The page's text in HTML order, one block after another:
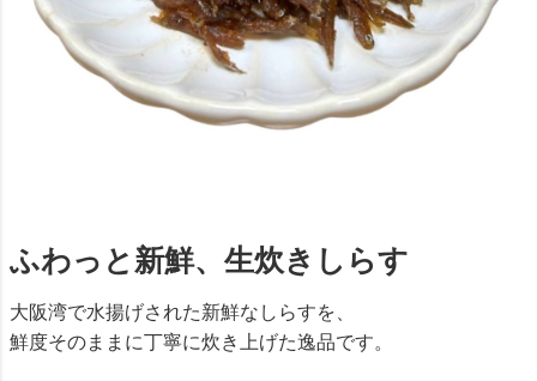
ふわっと新鮮、生炊きしらす
大阪湾で水揚げされた新鮮なしらすを、
鮮度そのままに丁寧に炊き上げた逸品です。